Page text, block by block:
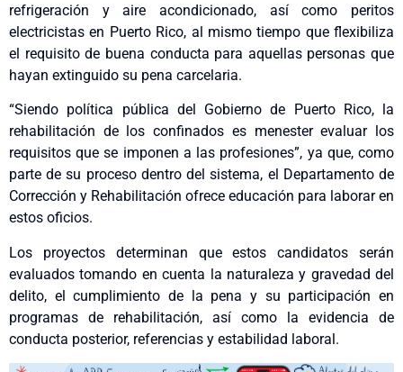
refrigeración y aire acondicionado, así como peritos
electricistas en Puerto Rico, al mismo tiempo que flexibiliza
el requisito de buena conducta para aquellas personas que
hayan extinguido su pena carcelaria.
“Siendo política pública del Gobierno de Puerto Rico, la
rehabilitación de los confinados es menester evaluar los
requisitos que se imponen a las profesiones”, ya que, como
parte de su proceso dentro del sistema, el Departamento de
Corrección y Rehabilitación ofrece educación para laborar en
estos oficios.
Los proyectos determinan que estos candidatos serán
evaluados tomando en cuenta la naturaleza y gravedad del
delito, el cumplimiento de la pena y su participación en
programas de rehabilitación, así como la evidencia de
conducta posterior, referencias y estabilidad laboral.